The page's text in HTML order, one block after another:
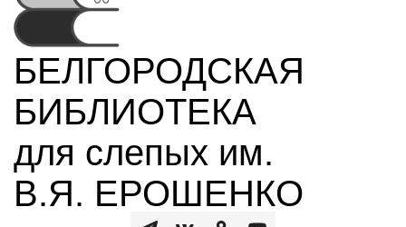
БЕЛГОРОДСКАЯ
БИБЛИОТЕКА
для слепых им.
В.Я. ЕРОШЕНКО